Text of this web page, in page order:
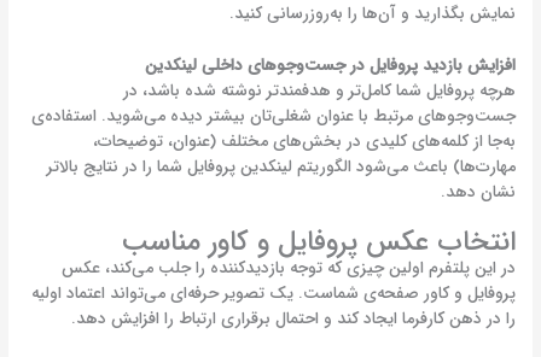
نمایش بگذارید و آن‌ها را به‌روزرسانی کنید.
افزایش بازدید پروفایل در جست‌وجوهای داخلی لینکدین
هرچه پروفایل شما کامل‌تر و هدفمندتر نوشته شده باشد، در
جست‌وجوهای مرتبط با عنوان شغلی‌تان بیشتر دیده می‌شوید. استفاده‌ی
به‌جا از کلمه‌های کلیدی در بخش‌های مختلف (عنوان، توضیحات،
مهارت‌ها) باعث می‌شود الگوریتم لینکدین پروفایل شما را در نتایج بالاتر
نشان دهد.
انتخاب عکس پروفایل و کاور مناسب
در این پلتفرم اولین چیزی که توجه بازدیدکننده را جلب می‌کند، عکس
پروفایل و کاور صفحه‌ی شماست. یک تصویر حرفه‌ای می‌تواند اعتماد اولیه
را در ذهن کارفرما ایجاد کند و احتمال برقراری ارتباط را افزایش دهد.